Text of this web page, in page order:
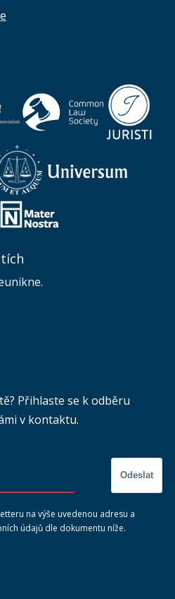
Přihlaste se k odběru
v kontaktu.
Odeslat
na výše uvedenou adresu a
údajů dle dokumentu níže.